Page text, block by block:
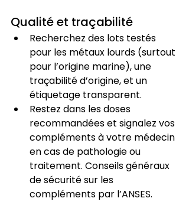
Qualité et traçabilité
Recherchez des lots testés
pour les métaux lourds (surtout
pour l’origine marine), une
traçabilité d’origine, et un
étiquetage transparent.
Restez dans les doses
recommandées et signalez vos
compléments à votre médecin
en cas de pathologie ou
traitement. Conseils généraux
de sécurité sur les
compléments par l’ANSES.